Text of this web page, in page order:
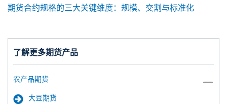
了解更多期货产品
农产品期货
大豆期货
期货合约规格的三大关键维度：规模、交割与标准化